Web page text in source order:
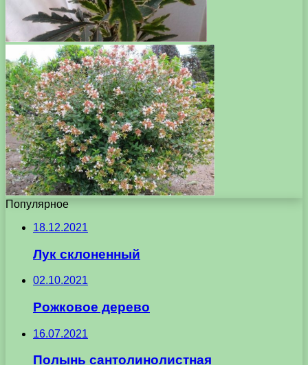
Популярное
18.12.2021
Лук склоненный
02.10.2021
Рожковое дерево
16.07.2021
Полынь сантолинолистная